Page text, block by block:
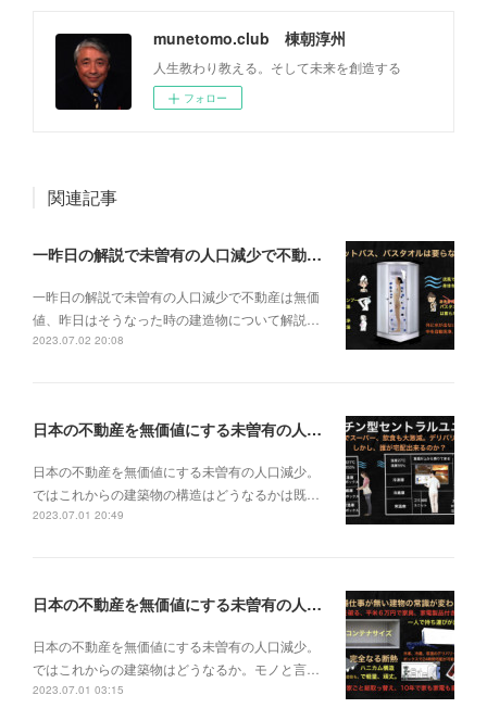
munetomo.club 棟朝淳州
人生教わり教える。そして未来を創造する
フォロー
関連記事
一昨日の解説で未曽有の人口減少で不動産は無価値、昨日はそうなった時の建造物について解説、今日からはその設備について解説をして行く。
一昨日の解説で未曽有の人口減少で不動産は無価
値、昨日はそうなった時の建造物について解説…
2023.07.02 20:08
日本の不動産を無価値にする未曽有の人口減少。ではこれからの建築物の構造はどうなるかは既に解説した。今はその内部の内容。その1
日本の不動産を無価値にする未曽有の人口減少。
ではこれからの建築物の構造はどうなるかは既…
2023.07.01 20:49
日本の不動産を無価値にする未曽有の人口減少。ではこれからの建築物はどうなるか。
日本の不動産を無価値にする未曽有の人口減少。
ではこれからの建築物はどうなるか。モノと言…
2023.07.01 03:15